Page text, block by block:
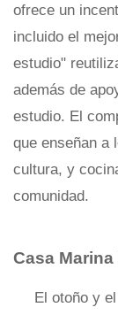
ofrece un
incluido el
estudio"
además de
estudio. El
que enseñan a
cultura, y
comunidad.
Casa
El otoño y